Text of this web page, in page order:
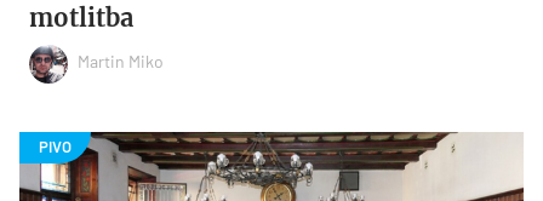
motlitba
Martin Miko